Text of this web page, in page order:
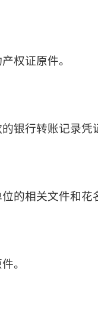
权证原件。
银行转账记录凭
的相关文件和花
。